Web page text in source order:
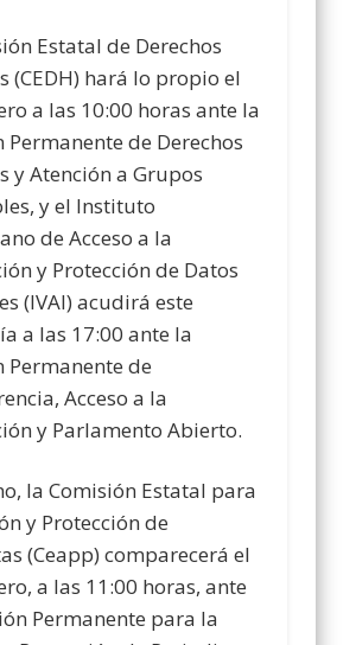
Estatal de Derechos
(CEDH) hará lo propio el
a las 10:00 horas ante la
Permanente de Derechos
y Atención a Grupos
y el Instituto
de Acceso a la
y Protección de Datos
(IVAI) acudirá este
a las 17:00 ante la
Permanente de
Acceso a la
y Parlamento Abierto.
la Comisión Estatal para
y Protección de
(Ceapp) comparecerá el
a las 11:00 horas, ante
Permanente para la